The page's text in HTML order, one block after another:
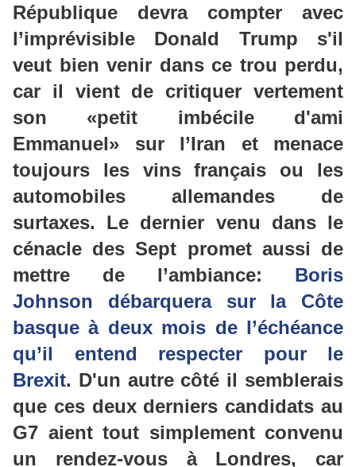
République devra compter avec
l’imprévisible Donald Trump s'il
veut bien venir dans ce trou perdu,
car il vient de critiquer vertement
son «petit imbécile d'ami
Emmanuel» sur l’Iran et menace
toujours les vins français ou les
automobiles allemandes de
surtaxes. Le dernier venu dans le
cénacle des Sept promet aussi de
mettre de l’ambiance: Boris
Johnson débarquera sur la Côte
basque à deux mois de l’échéance
qu’il entend respecter pour le
Brexit. D'un autre côté il semblerais
que ces deux derniers candidats au
G7 aient tout simplement convenu
un rendez-vous à Londres, car